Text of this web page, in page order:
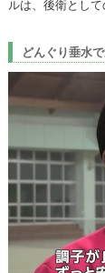
ルは、後衛とし
どんぐり垂水